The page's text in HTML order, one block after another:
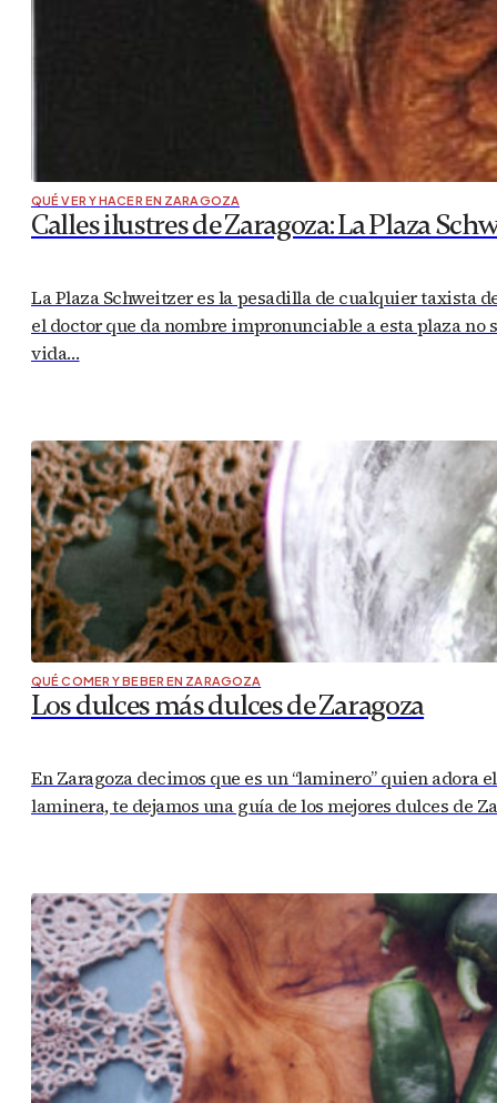
QUÉ VER Y HACER EN ZARAGOZA
Calles ilustres de Zaragoza: La Plaza
La Plaza Schweitzer es la pesadilla de cualquier taxista
el doctor que da nombre impronunciable a esta plaza
vida…
QUÉ COMER Y BEBER EN ZARAGOZA
Los dulces más dulces de Zaragoza
En Zaragoza decimos que es un “laminero” quien adora
laminera, te dejamos una guía de los mejores dulces de